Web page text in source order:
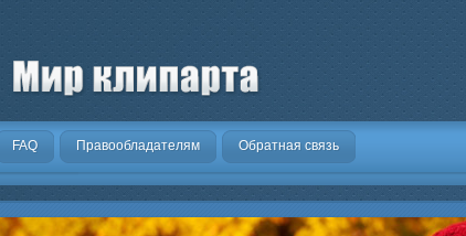
FAQ Правообладателям Обратная связь